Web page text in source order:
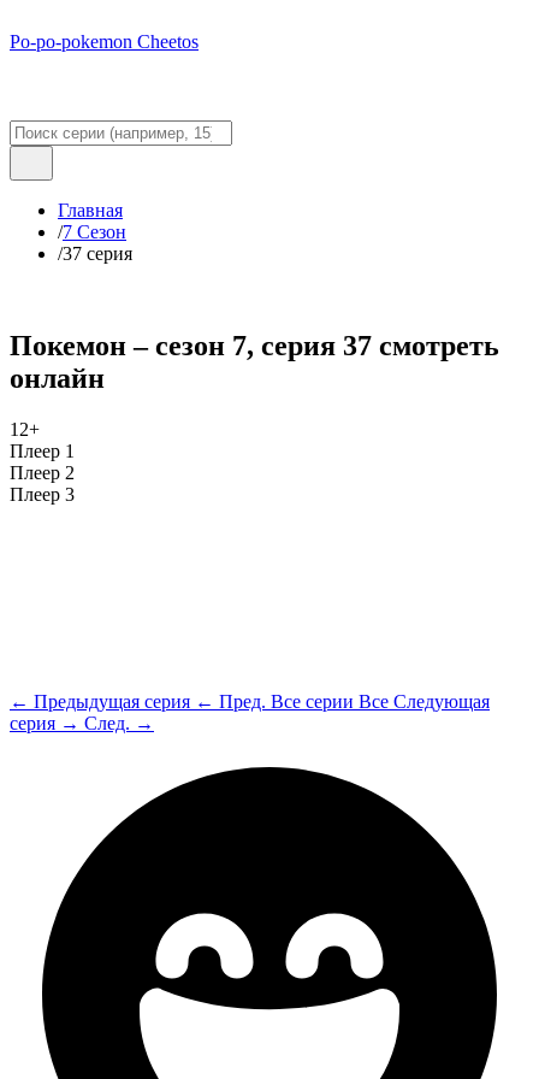
Po-po-pokemon Cheetos
Главная
/7 Сезон
/37 серия
Покемон – сезон 7, серия 37 смотреть
онлайн
12+
Плеер 1
Плеер 2
Плеер 3
← Предыдущая серия ← Пред. Все серии Все Следующая
серия → След. →